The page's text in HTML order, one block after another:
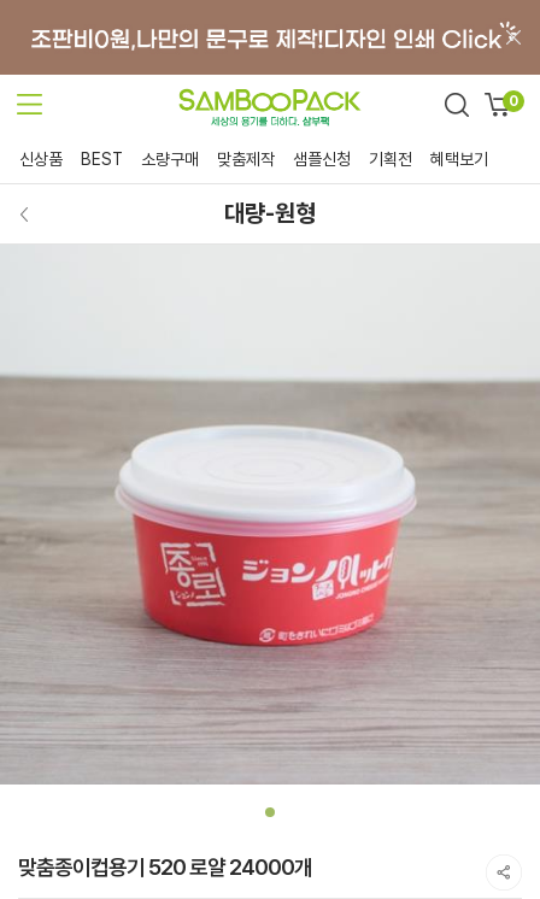
0
신상품 BEST 소량구매 맞춤제작 샘플신청 기획전 혜택보기
대량-원형
맞춤종이컵용기 520 로얄 24000개